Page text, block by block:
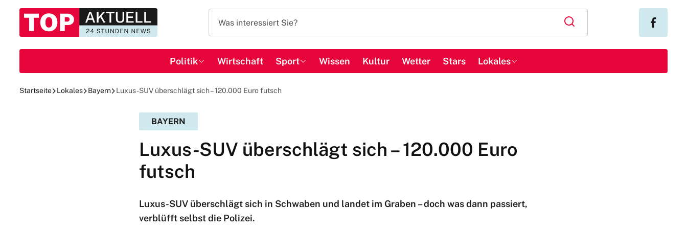
Politik Wirtschaft Sport Wissen Kultur Wetter Stars Lokales
Startseite Lokales Bayern Luxus-SUV überschlägt sich – 120.000 Euro futsch
BAYERN
Luxus-SUV überschlägt sich – 120.000 Euro
futsch
Luxus-SUV überschlägt sich in Schwaben und landet im Graben – doch was dann passiert,
verblüfft selbst die Polizei.